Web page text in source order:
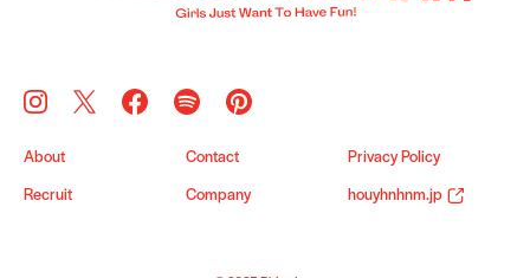
About Contact Privacy Policy
Recruit Company houyhnhnm.jp